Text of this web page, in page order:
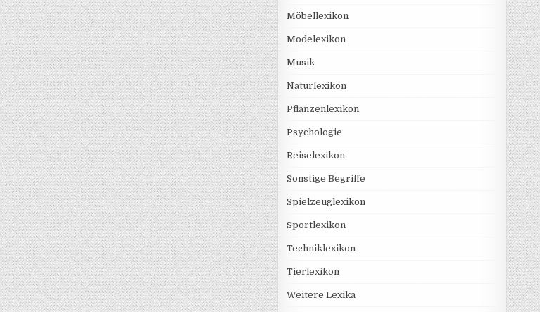
Möbellexikon
Modelexikon
Musik
Naturlexikon
Pflanzenlexikon
Psychologie
Reiselexikon
Sonstige Begriffe
Spielzeuglexikon
Sportlexikon
Techniklexikon
Tierlexikon
Weitere Lexika